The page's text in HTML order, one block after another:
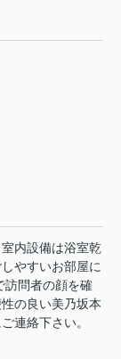
内設備は浴室乾
やすいお部屋に
訪問者の顔を確
の良い美乃坂本
連絡下さい。